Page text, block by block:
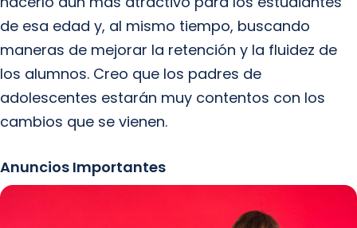
de esa edad y, al mismo tiempo, buscando
maneras de mejorar la retención y la fluidez de
los alumnos. Creo que los padres de
adolescentes estarán muy contentos con los
cambios que se vienen.
Anuncios Importantes